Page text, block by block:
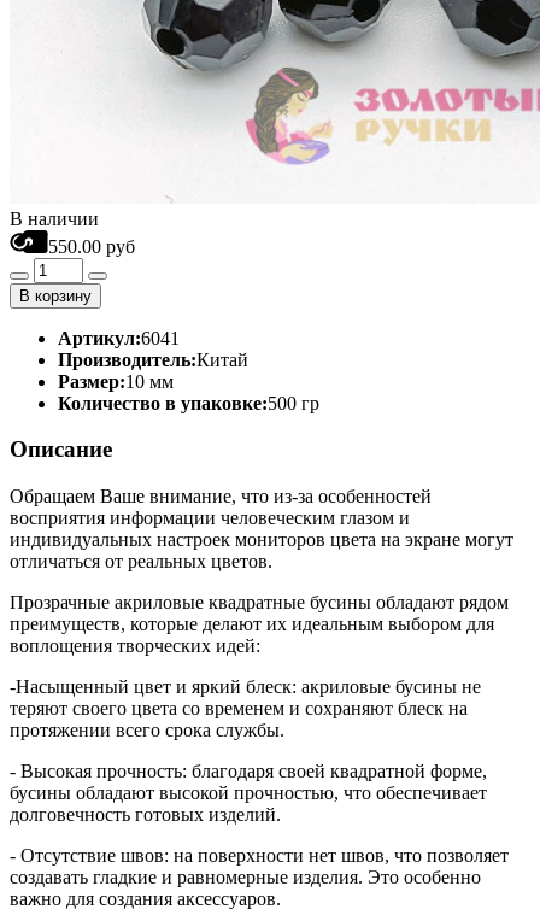
В наличии
550.00 руб
В корзину
Артикул:6041
Производитель:Китай
Размер:10 мм
Количество в упаковке:500 гр
Описание
Обращаем Ваше внимание, что из-за особенностей
восприятия информации человеческим глазом и
индивидуальных настроек мониторов цвета на экране могут
отличаться от реальных цветов.
Прозрачные акриловые квадратные бусины обладают рядом
преимуществ, которые делают их идеальным выбором для
воплощения творческих идей:
-Насыщенный цвет и яркий блеск: акриловые бусины не
теряют своего цвета со временем и сохраняют блеск на
протяжении всего срока службы.
- Высокая прочность: благодаря своей квадратной форме,
бусины обладают высокой прочностью, что обеспечивает
долговечность готовых изделий.
- Отсутствие швов: на поверхности нет швов, что позволяет
создавать гладкие и равномерные изделия. Это особенно
важно для создания аксессуаров.